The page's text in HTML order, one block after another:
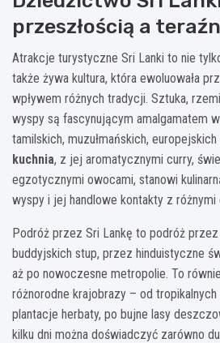
przeszłością a
Atrakcje turystyczne Sri Lanki to nie
także żywa kultura, która ewoluowała
wpływem różnych tradycji. Sztuka,
wyspy są fascynującym amalgamatem
tamilskich, muzułmańskich, europejskich
kuchnia, z jej aromatycznymi curry,
egzotycznymi owocami, stanowi
wyspy i jej handlowe kontakty z
Podróż przez Sri Lankę to podróż
buddyjskich stup, przez hinduistyczne
aż po nowoczesne metropolie. To
różnorodne krajobrazy – od
plantacje herbaty, po bujne lasy
kilku dni można doświadczyć zarówno